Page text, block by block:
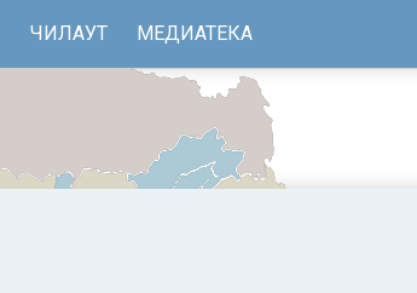
ЧИЛАУТ МЕДИАТЕКА